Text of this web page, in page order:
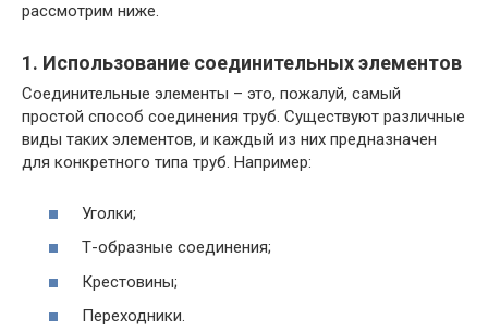
рассмотрим ниже.
1. Использование соединительных элементов
Соединительные элементы – это, пожалуй, самый
простой способ соединения труб. Существуют различные
виды таких элементов, и каждый из них предназначен
для конкретного типа труб. Например:
Уголки;
Т-образные соединения;
Крестовины;
Переходники.